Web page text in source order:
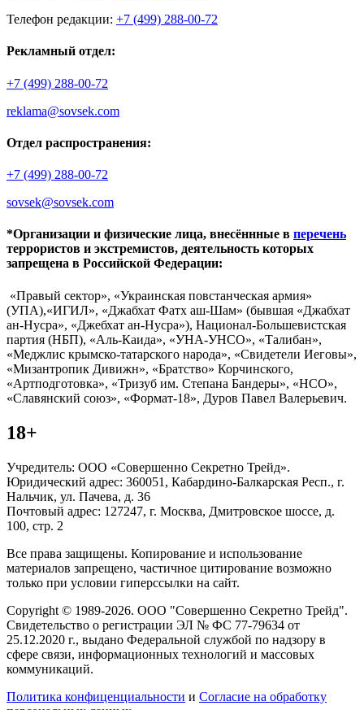
Телефон редакции: +7 (499) 288-00-72
Рекламный отдел:
+7 (499) 288-00-72
reklama@sovsek.com
Отдел распространения:
+7 (499) 288-00-72
sovsek@sovsek.com
*Организации и физические лица, внесённные в перечень
террористов и экстремистов, деятельность которых
запрещена в Российской Федерации:
«Правый сектор», «Украинская повстанческая армия»
(УПА),«ИГИЛ», «Джабхат Фатх аш-Шам» (бывшая «Джабхат
ан-Нусра», «Джебхат ан-Нусра»), Национал-Большевистская
партия (НБП), «Аль-Каида», «УНА-УНСО», «Талибан»,
«Меджлис крымско-татарского народа», «Свидетели Иеговы»,
«Мизантропик Дивижн», «Братство» Корчинского,
«Артподготовка», «Тризуб им. Степана Бандеры», «НСО»,
«Славянский союз», «Формат-18», Дуров Павел Валерьевич.
18+
Учредитель: ООО «Совершенно Секретно Трейд».
Юридический адрес: 360051, Кабардино-Балкарская Респ., г.
Нальчик, ул. Пачева, д. 36
Почтовый адрес: 127247, г. Москва, Дмитровское шоссе, д.
100, стр. 2
Все права защищены. Копирование и использование
материалов запрещено, частичное цитирование возможно
только при условии гиперссылки на сайт.
Copyright © 1989-2026. ООО "Совершенно Секретно Трейд".
Свидетельство о регистрации ЭЛ № ФС 77-79634 от
25.12.2020 г., выдано Федеральной службой по надзору в
сфере связи, информационных технологий и массовых
коммуникаций.
Политика конфиценциальности и Согласие на обработку